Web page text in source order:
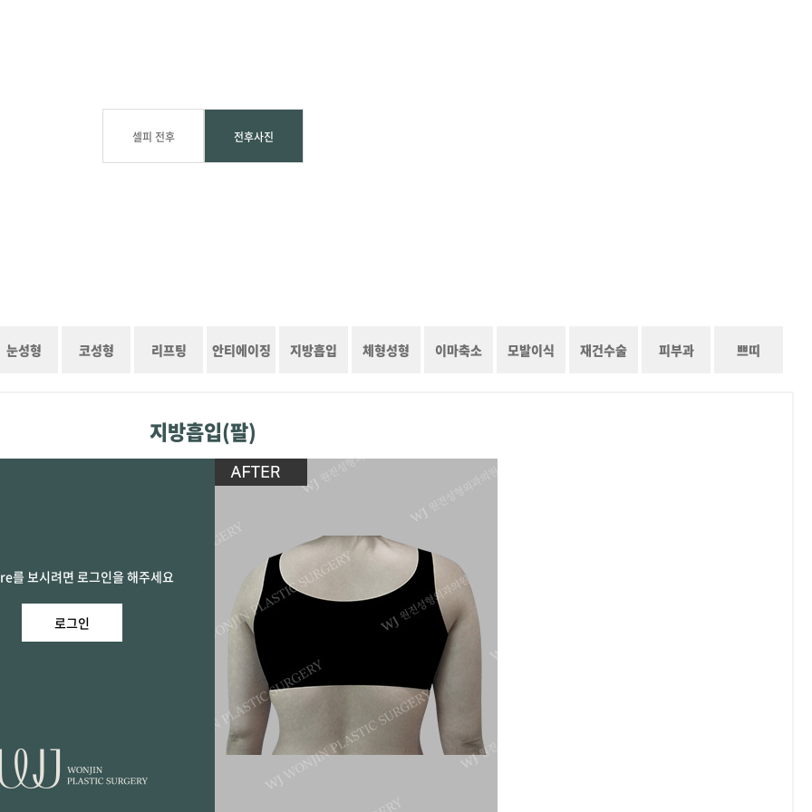
셀피 전후 전후사진
눈성형 코성형 리프팅 안티에이징 지방흡입 체형성형 이마축소 모발이식 재건수술 피부과 쁘띠
지방흡입(팔)
로그인
를 보시려면 로그인을 해주세요